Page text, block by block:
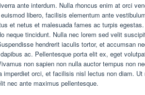
ante interdum. Nulla rhoncus enim at orci
libero, facilisis elementum ante
et netus et malesuada fames ac turpis
neque tincidunt. Nulla nec lorem sed velit
hendrerit iaculis tortor, et accumsan
ac. Pellentesque porta elit ex, eget
non sapien non nulla auctor tempus non
imperdiet orci, et facilisis nisl lectus non diam. Ut
nec ante maximus pellentesque.